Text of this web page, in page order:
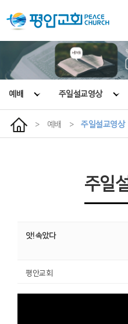
예배 주일설교영상
> 예배 > 주일설교영상
주일
앗! 속았다
평안교회